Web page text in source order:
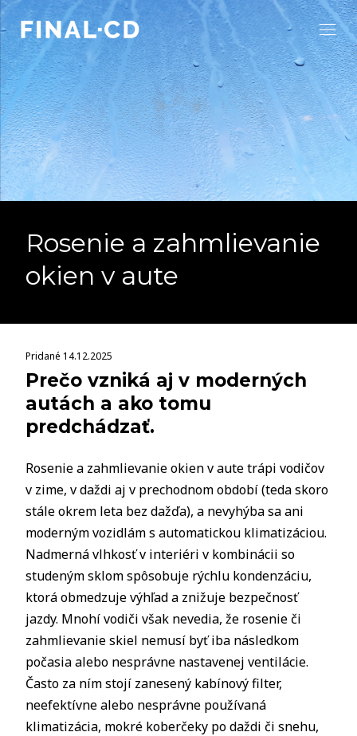
Rosenie a zahmlievanie
okien v aute
Pridané 14.12.2025
Prečo vzniká aj v moderných
autách a ako tomu
predchádzať.
Rosenie a zahmlievanie okien v aute trápi vodičov
v zime, v daždi aj v prechodnom období (teda skoro
stále okrem leta bez dažďa), a nevyhýba sa ani
moderným vozidlám s automatickou klimatizáciou.
Nadmerná vlhkosť v interiéri v kombinácii so
studeným sklom spôsobuje rýchlu kondenzáciu,
ktorá obmedzuje výhľad a znižuje bezpečnosť
jazdy. Mnohí vodiči však nevedia, že rosenie či
zahmlievanie skiel nemusí byť iba následkom
počasia alebo nesprávne nastavenej ventilácie.
Často za ním stojí zanesený kabínový filter,
neefektívne alebo nesprávne používaná
klimatizácia, mokré koberčeky po daždi či snehu,